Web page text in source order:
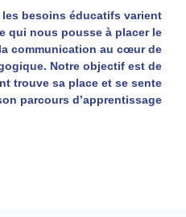
besoins éducatifs varient
qui nous pousse à placer le
communication au cœur de
Notre objectif est de
trouve sa place et se sente
parcours d’apprentissage.